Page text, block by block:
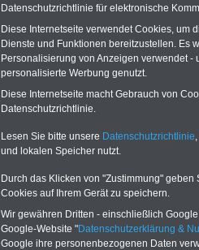
Mehr Anwälte
Datenschutzrichtlinie für elektronische
Diese Internetseite verwendet Cookies, um
Dienste und Funktionen bereitzustellen. Es
Personalisierung von Anzeigen verwendet
personalisierte Werbung genutzt.
Diese Internetseite macht Gebrauch von
Datenschutzrichtlinie.
Lesen Sie bitte unsere Datenschutzrichtlinie
und lokalen Speicher nutzt.
Durch das Klicken von "Zustimmung"
Cookies auf Ihrem Gerät zu speichern.
Wir gewähren Dritten - einschließlich
Google-Website "Datenschutzerklärung &
Google ihre personenbezogenen Daten